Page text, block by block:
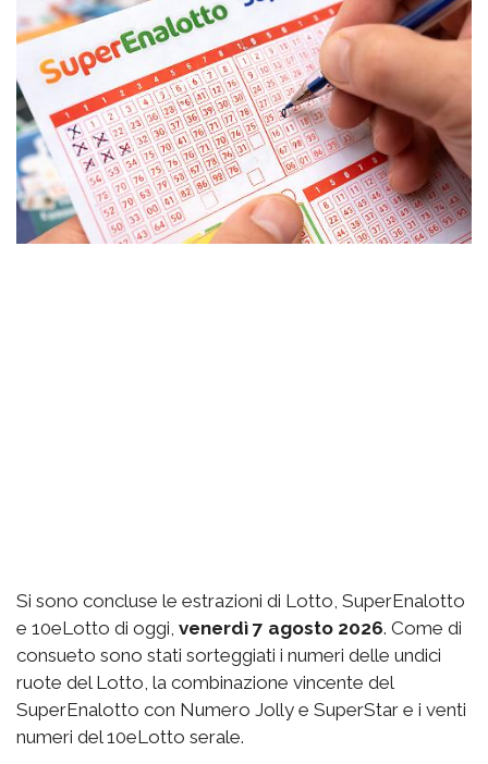
Si sono concluse le estrazioni di Lotto, SuperEnalotto
e 10eLotto di oggi, venerdì 7 agosto 2026. Come di
consueto sono stati sorteggiati i numeri delle undici
ruote del Lotto, la combinazione vincente del
SuperEnalotto con Numero Jolly e SuperStar e i venti
numeri del 10eLotto serale.